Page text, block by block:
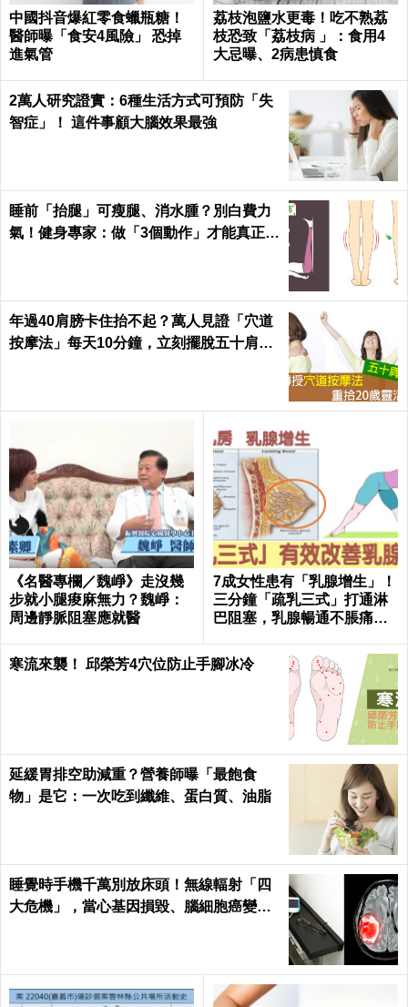
中國抖音爆紅零食蠟瓶糖！
醫師曝「食安4風險」 恐掉
進氣管
荔枝泡鹽水更毒！吃不熟荔
枝恐致「荔枝病 」：食用4
大忌曝、2病患慎食
2萬人研究證實：6種生活方式可預防「失
智症」！ 這件事顧大腦效果最強
睡前「抬腿」可瘦腿、消水腫？別白費力
氣！健身專家：做「3個動作」才能真正躺
年過40肩膀卡住抬不起？萬人見證「穴道
按摩法」每天10分鐘，立刻擺脫五十肩｜
《名醫專欄／魏崢》走沒幾
步就小腿痠麻無力？魏崢：
周邊靜脈阻塞應就醫
7成女性患有「乳腺增生」！
三分鐘「疏乳三式」打通淋
巴阻塞，乳腺暢通不脹痛｜
寒流來襲！ 邱榮芳4穴位防止手腳冰冷
延緩胃排空助減重？營養師曝「最飽食
物」是它：一次吃到纖維、蛋白質、油脂
睡覺時手機千萬別放床頭！無線輻射「四
大危機」，當心基因損毀、腦細胞癌變！